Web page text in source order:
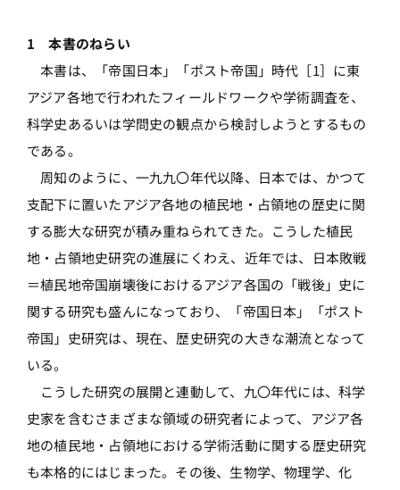
1 本書のねらい
本書は、「帝国日本」「ポスト帝国」時代［1］に東
アジア各地で行われたフィールドワークや学術調査を、
科学史あるいは学問史の観点から検討しようとするもの
である。
周知のように、一九九〇年代以降、日本では、かつて
支配下に置いたアジア各地の植民地・占領地の歴史に関
する膨大な研究が積み重ねられてきた。こうした植民
地・占領地史研究の進展にくわえ、近年では、日本敗戦
＝植民地帝国崩壊後におけるアジア各国の「戦後」史に
関する研究も盛んになっており、「帝国日本」「ポスト
帝国」史研究は、現在、歴史研究の大きな潮流となって
いる。
こうした研究の展開と連動して、九〇年代には、科学
史家を含むさまざまな領域の研究者によって、アジア各
地の植民地・占領地における学術活動に関する歴史研究
も本格的にはじまった。その後、生物学、物理学、化